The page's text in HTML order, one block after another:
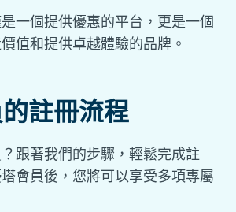
一個提供優惠的平台，更是一個
值和提供卓越體驗的品牌。
註冊流程
跟著我們的步驟，輕鬆完成註
會員後，您將可以享受多項專屬